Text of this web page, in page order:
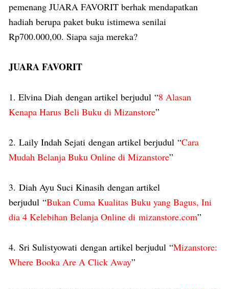
pemenang JUARA FAVORIT berhak mendapatkan
hadiah berupa paket buku istimewa senilai
Rp700.000,00. Siapa saja mereka?
JUARA FAVORIT
1. Elvina Diah dengan artikel berjudul “8 Alasan
Kenapa Harus Beli Buku di Mizanstore”
2. Laily Indah Sejati dengan artikel berjudul “Cara
Mudah Belanja Buku Online di Mizanstore”
3. Diah Ayu Suci Kinasih dengan artikel
berjudul “Bukan Cuma Kualitas Buku yang Bagus, Ini
dia 4 Kelebihan Belanja Online di mizanstore.com”
4. Sri Sulistyowati dengan artikel berjudul “Mizanstore:
Where Booka Are A Click Away”